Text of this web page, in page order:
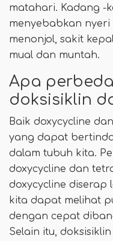
matahari. Kadang -
menyebabkan
menonjol, sakit
mual dan muntah.
Apa
doksisiklin
Baik doxycycline
yang dapat
dalam tubuh kita.
doxycycline dan
doxycycline diserap
kita dapat melihat
dengan cepat
Selain itu,